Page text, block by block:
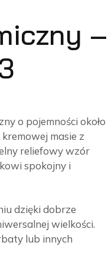
–
o pojemności około
masie z
reliefowy wzór
spokojny i
dzięki dobrze
wielkości.
lub innych